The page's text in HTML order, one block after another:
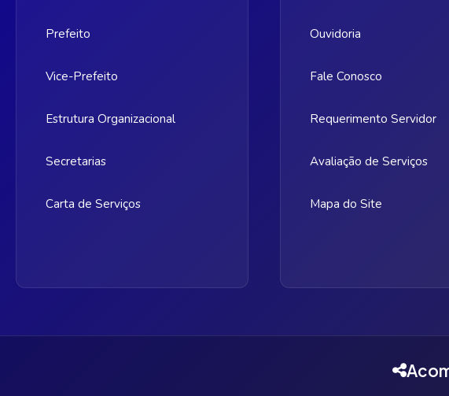
Prefeito
Vice-Prefeito
Estrutura Organizacional
Secretarias
Carta de Serviços
Ouvidoria
Fale Conosco
Requerimento Servidor
Avaliação de Serviços
Mapa do Site